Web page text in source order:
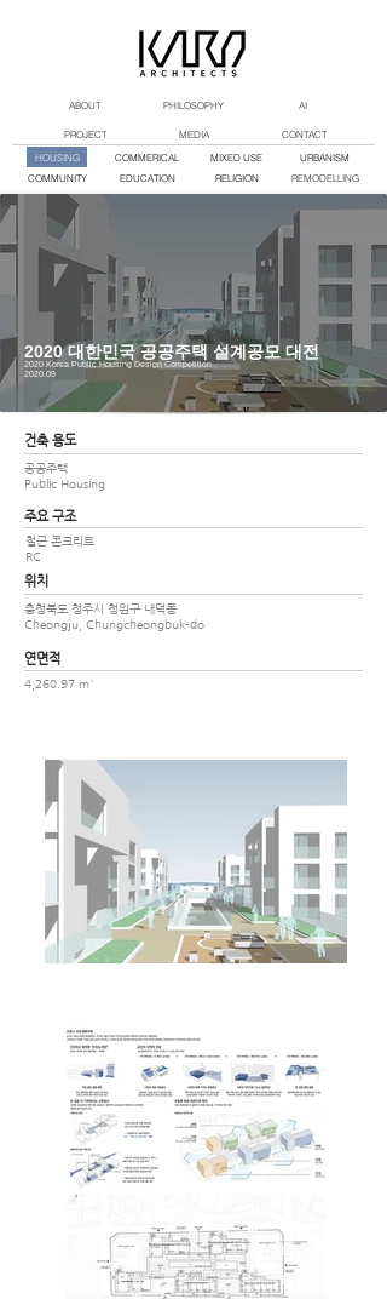
ABOUT
PROJECT MEDIA CONTACT
PHILOSOPHY AI
HOUSING
COMMUNITY
COMMERICAL
EDUCATION
MIXED USE
RELIGION
URBANISM
REMODELLING
2020 대한민국 공공주택 설계공모 대전
2020 Korea Public Housing Design Competition
2020.09
건축 용도
​공공주택
Public Housing​
주요 구조
철근 콘크리트
RC
위치
충청북도 청주시 청원구 내덕동
Cheongju, Chungcheongbuk-do
​연면적
4,260.97 m²